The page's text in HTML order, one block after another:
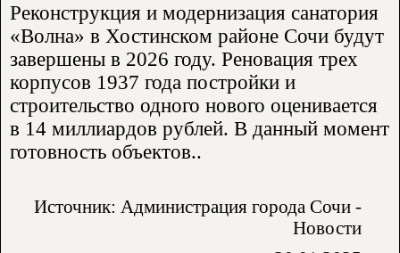
Реконструкция и модернизация санатория
«Волна» в Хостинском районе Сочи будут
завершены в 2026 году. Реновация трех
корпусов 1937 года постройки и
строительство одного нового оценивается
в 14 миллиардов рублей. В данный момент
готовность объектов..
Источник: Администрация города Сочи -
Новости